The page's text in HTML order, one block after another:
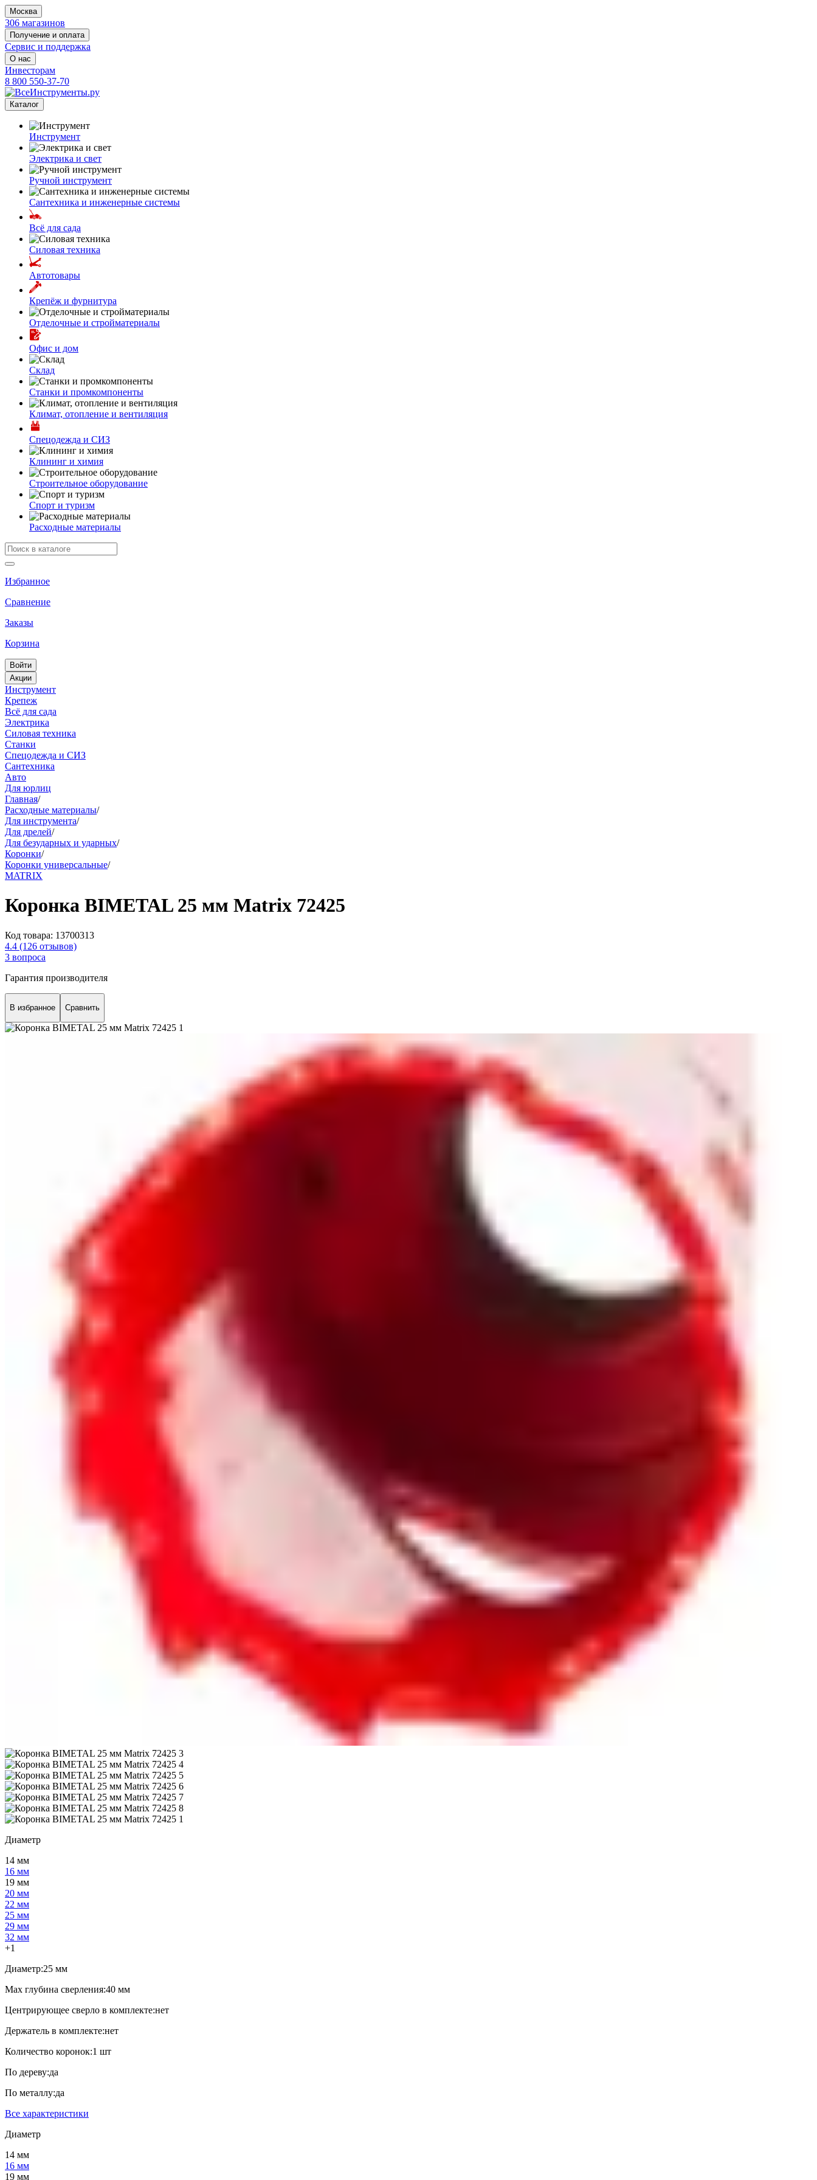
Москва
306 магазинов
Получение и оплата
Сервис и поддержка
О нас
Инвесторам
8 800 550-37-70
Каталог
Инструмент
Электрика и свет
Ручной инструмент
Сантехника и инженерные системы
Всё для сада
Силовая техника
Автотовары
Крепёж и фурнитура
Отделочные и стройматериалы
Офис и дом
Склад
Станки и промкомпоненты
Климат, отопление и вентиляция
Спецодежда и СИЗ
Клининг и химия
Строительное оборудование
Спорт и туризм
Расходные материалы
Избранное
Сравнение
Заказы
Корзина
Войти
Акции
Инструмент
Крепеж
Всё для сада
Электрика
Силовая техника
Станки
Спецодежда и СИЗ
Сантехника
Авто
Для юрлиц
Главная/
Расходные материалы/
Для инструмента/
Для дрелей/
Для безударных и ударных/
Коронки/
Коронки универсальные/
MATRIX
Коронка BIMETAL 25 мм Matrix 72425
Код товара: 13700313
4.4 (126 отзывов)
3 вопроса
Гарантия производителя
В избранное Сравнить
Диаметр
14 мм
16 мм
19 мм
20 мм
22 мм
25 мм
29 мм
32 мм
+1
Диаметр:25 мм
Max глубина сверления:40 мм
Центрирующее сверло в комплекте:нет
Держатель в комплекте:нет
Количество коронок:1 шт
По дереву:да
По металлу:да
Все характеристики
Диаметр
14 мм
16 мм
19 мм